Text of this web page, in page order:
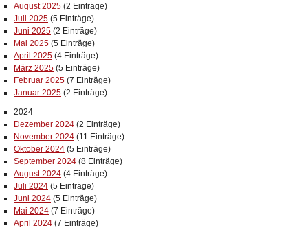
August 2025 (2 Einträge)
Juli 2025 (5 Einträge)
Juni 2025 (2 Einträge)
Mai 2025 (5 Einträge)
April 2025 (4 Einträge)
März 2025 (5 Einträge)
Februar 2025 (7 Einträge)
Januar 2025 (2 Einträge)
2024
Dezember 2024 (2 Einträge)
November 2024 (11 Einträge)
Oktober 2024 (5 Einträge)
September 2024 (8 Einträge)
August 2024 (4 Einträge)
Juli 2024 (5 Einträge)
Juni 2024 (5 Einträge)
Mai 2024 (7 Einträge)
April 2024 (7 Einträge)